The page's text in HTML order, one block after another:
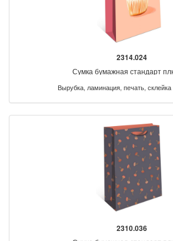
2314.024
Сумка бумажная стандарт
Вырубка, ламинация, печать,
2310.036